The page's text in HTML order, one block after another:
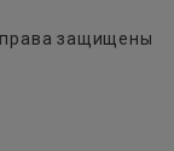
права защищены